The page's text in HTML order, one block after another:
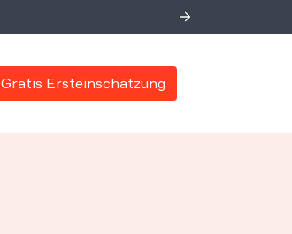
Gratis Ersteinschätzung